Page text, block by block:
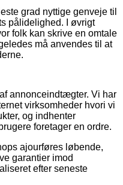
grad nyttige genveje til
pålidelighed. I øvrigt
folk kan skrive en omtale
må anvendes til at
annonceindtægter. Vi har
virksomheder hvori vi
og indhenter
foretager en ordre.
ajourføres løbende,
garantier imod
efter seneste